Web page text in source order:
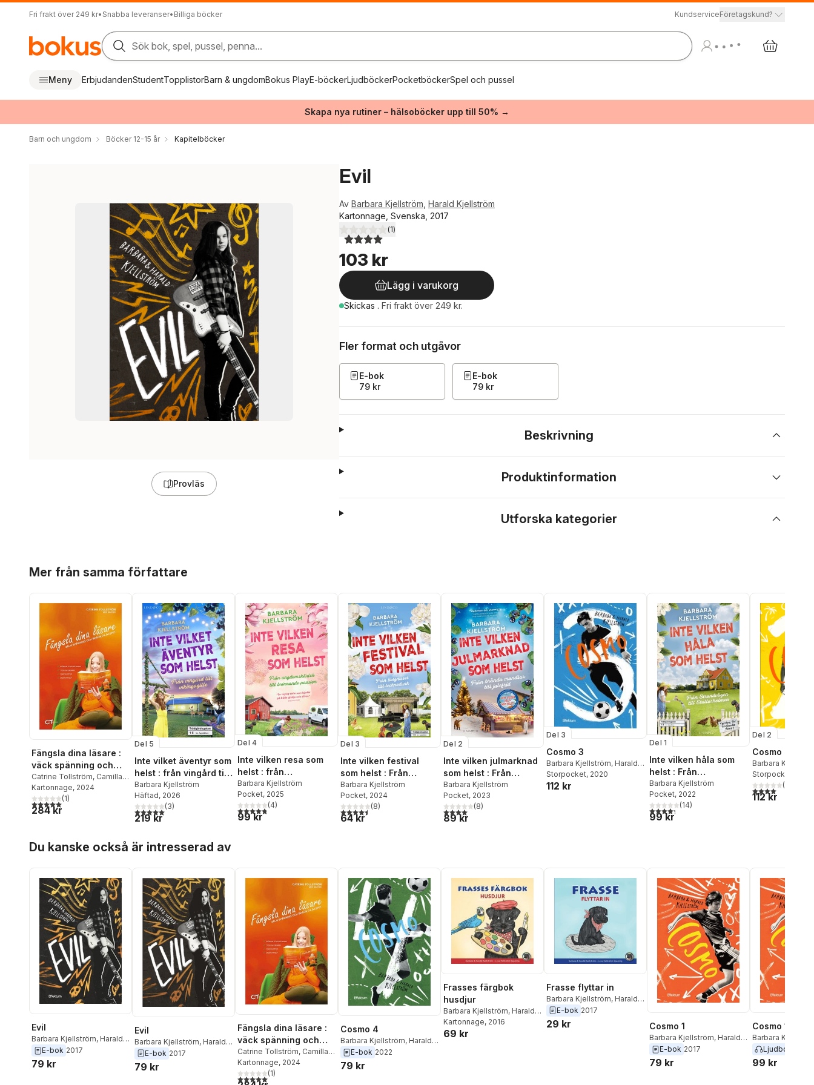
Fri frakt över 249 kr• Snabba leveranser• Billiga böcker KundserviceFöretagskund?
Sök bok, spel, pussel, penna...
Meny ErbjudandenStudentTopplistorBarn & ungdomBokus PlayE-böckerLjudböckerPocketböckerSpel och pussel
Skapa nya rutiner – hälsoböcker upp till 50% →
Barn och ungdom Böcker 12-15 år Kapitelböcker
Provläs
Evil
Av Barbara Kjellström Harald Kjellström
Kartonnage, Svenska, 2017
4,0utav 5 stjärnor. Totalt antal röster:
(1)
103 kr
Lägg i varukorg
Skickas . Fri frakt över 249 kr.
Fler format och utgåvor
E-bok
79 kr
E-bok
79 kr
Beskrivning
Produktinformation
Utforska kategorier
Mer från samma författare
Fängsla dina läsare :
väck spänning och
berör på djupet
Catrine Tollström, Camilla
Davidsson,Barbara
Kjellström,
Kjellström
Hansen
Pia Lerigon
Emma
Åhlen,Cecilia Lindblad,
Kris Kite Stenmark,
Johanna Glembo
Ylva
Wegler
Kartonnage, 2024
5,0utav 5 stjärnor. Totalt antal röster:
(1)
284 kr
Del 5
Inte vilket äventyr som
helst : från vingård till
vikingagille
Barbara Kjellström
Häftad, 2026
5,0utav 5 stjärnor. Totalt antal röster:
(3)
219 kr
Del 4
Inte vilken resa som
helst : från
ungdomskärlek till
brinnande passion
Barbara Kjellström
Pocket, 2025
4,8utav 5 stjärnor. Totalt antal röster:
(4)
99 kr
Del 3
Inte vilken festival
som helst : Från
fiolgnissel till
technodunk
Barbara Kjellström
Pocket, 2024
4,5utav 5 stjärnor. Totalt antal röster:
(8)
64 kr
Del 2
Inte vilken julmarknad
som helst : Från
brända mandlar till
julefrid
Barbara Kjellström
Pocket, 2023
4,0utav 5 stjärnor. Totalt antal röster:
(8)
89 kr
Del 3
Cosmo 3
Barbara Kjellström, Harald
Kjellström
Storpocket, 2020
112 kr
Del 1
Inte vilken håla som
helst : Från
Strandvägen till
Stallarholmen
Barbara Kjellström
Pocket, 2022
4,3utav 5 stjärnor. Totalt antal röster:
(14)
99 kr
Del 2
Cosmo 2
Barbara
Kjellström
Storpocket
4,0utav 5(
112 kr
Du kanske också är intresserad av
Evil
Barbara Kjellström, Harald
Kjellström
E-bok 2017
79 kr
Evil
Barbara Kjellström, Harald
Kjellström
E-bok 2017
79 kr
Fängsla dina läsare :
väck spänning och
berör på djupet
Catrine Tollström, Camilla
Davidsson,Barbara
Kjellström,
Kartonnage, 2024
5,0utav 5 stjärnor. Totalt antal röster:
(1)
Cosmo 4
Barbara Kjellström, Harald
Kjellström
E-bok 2022
79 kr
Frasses färgbok
husdjur
Barbara Kjellström, Harald
Kjellström
Kartonnage, 2016
69 kr
Frasse flyttar in
Barbara Kjellström, Harald
Kjellström
E-bok 2017
29 kr Cosmo 1
Barbara Kjellström, Harald
Kjellström
E-bok 2017
79 kr
Cosmo 1
Barbara
Kjellström
Ljudbok
99 kr